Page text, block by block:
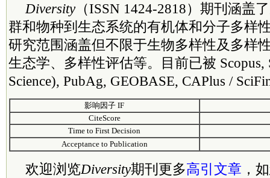
Diversity（ISSN 1424-2818）期刊涵盖
群和物种到生态系统的有机体和分子多样
研究范围涵盖但不限于生物多样性及多样
生态学、多样性评估等。目前已被 Scopus,
Science), PubAg, GEOBASE, CAPlus /
影响因子 IF
CiteScore
Time to First Decision
Acceptance to Publication
欢迎浏览Diversity期刊更多高引文章 ，